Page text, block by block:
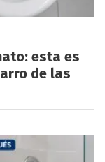
esta es
de las